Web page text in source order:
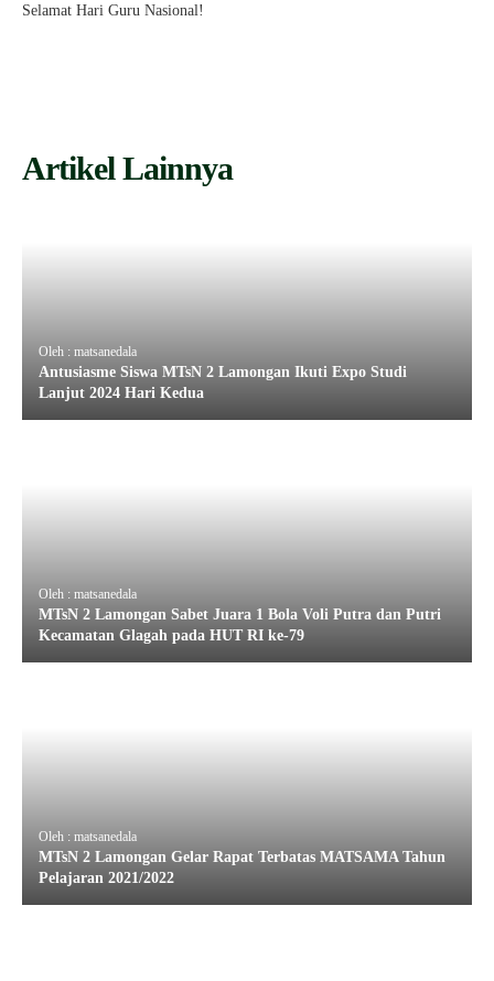
Selamat Hari Guru Nasional!
Artikel Lainnya
Oleh : matsanedala
Antusiasme Siswa MTsN 2 Lamongan Ikuti Expo Studi
Lanjut 2024 Hari Kedua
Oleh : matsanedala
MTsN 2 Lamongan Sabet Juara 1 Bola Voli Putra dan Putri
Kecamatan Glagah pada HUT RI ke-79
Oleh : matsanedala
MTsN 2 Lamongan Gelar Rapat Terbatas MATSAMA Tahun
Pelajaran 2021/2022